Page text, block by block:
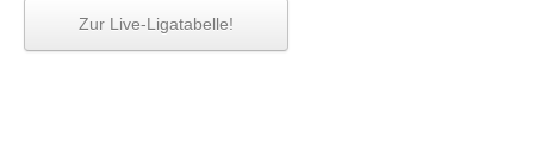
Zur Live-Ligatabelle!